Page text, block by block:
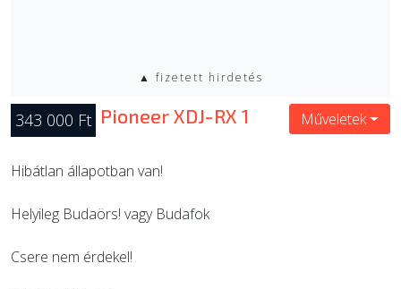
▲ fizetett hirdetés
343 000 Ft Pioneer XDJ-RX 1 Műveletek
Hibátlan állapotban van!
Helyileg Budaörs! vagy Budafok
Csere nem érdekel!